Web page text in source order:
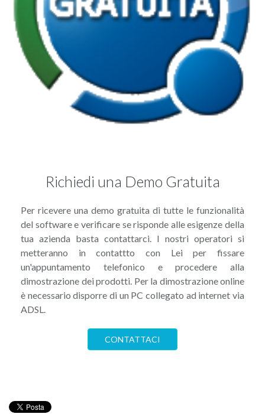
Richiedi una Demo Gratuita
Per ricevere una demo gratuita di tutte le funzionalità
del software e verificare se risponde alle esigenze della
tua azienda basta contattarci. I nostri operatori si
metteranno in contattto con Lei per fissare
un'appuntamento telefonico e procedere alla
dimostrazione dei prodotti. Per la dimostrazione online
è necessario disporre di un PC collegato ad internet via
ADSL.
CONTATTACI